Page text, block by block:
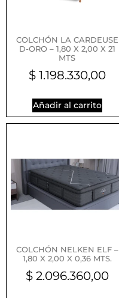
COLCHÓN LA CARDEUSE
D-ORO – 1,80 X 2,00 X 21
MTS
$1.198.330,00
Añadir al carrito
COLCHÓN NELKEN ELF –
1,80 X 2,00 X 0,36 MTS.
$2.096.360,00